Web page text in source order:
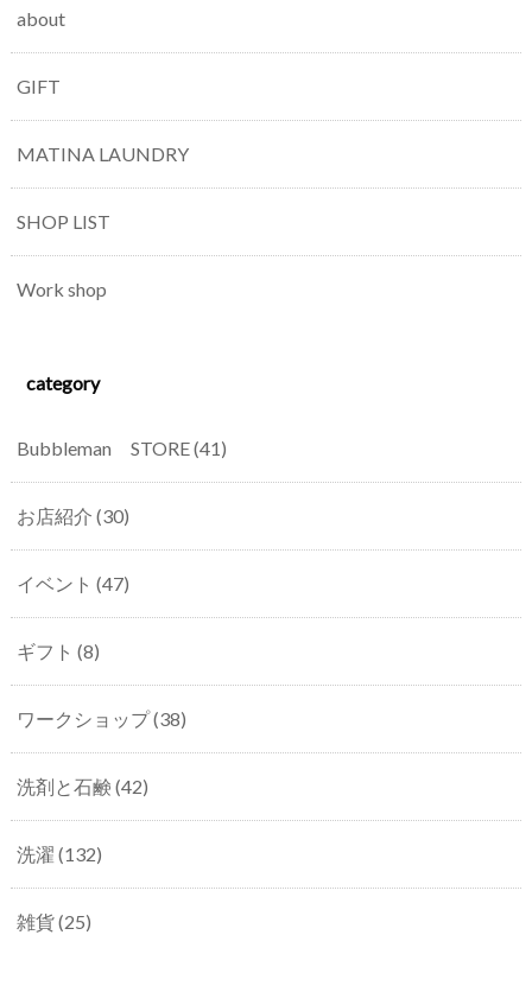
about
GIFT
MATINA LAUNDRY
SHOP LIST
Work shop
category
Bubbleman STORE(41)
お店紹介 (30)
イベント (47)
ギフト (8)
ワークショップ(38)
洗剤と石鹸 (42)
洗濯 (132)
雑貨(25)